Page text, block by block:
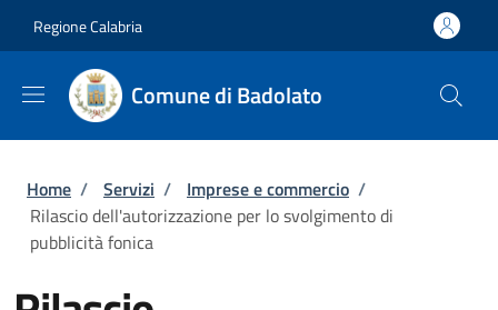
Regione Calabria
Comune di Badolato
Briciole di pane
Home / Servizi / Imprese e commercio /
Rilascio dell'autorizzazione per lo svolgimento di
pubblicità fonica